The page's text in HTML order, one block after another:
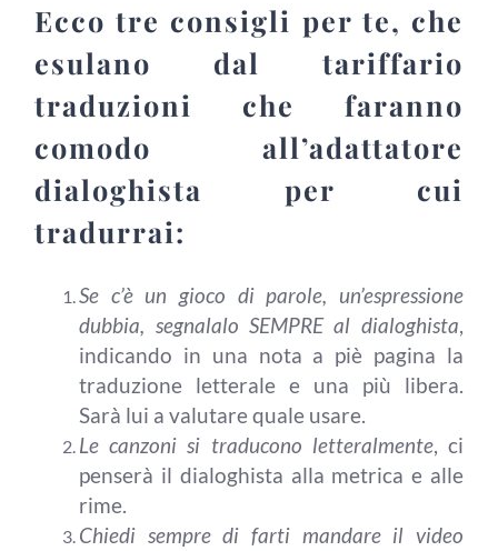
Ecco tre consigli per te, che
esulano dal tariffario
traduzioni che faranno
comodo all’adattatore
dialoghista per cui
tradurrai:
Se c’è un gioco di parole, un’espressione
dubbia, segnalalo SEMPRE al dialoghista,
indicando in una nota a piè pagina la
traduzione letterale e una più libera.
Sarà lui a valutare quale usare.
Le canzoni si traducono letteralmente, ci
penserà il dialoghista alla metrica e alle
rime.
Chiedi sempre di farti mandare il video